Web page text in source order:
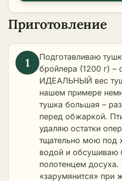
Приготовление
Подготавливаю
бройлера (1200 г) –
ИДЕАЛЬНЫЙ вес
нашем примере
тушка большая –
перед обжаркой.
удаляю остатки
тщательно мою под
водой и
полотенцем
«зарумянится» при